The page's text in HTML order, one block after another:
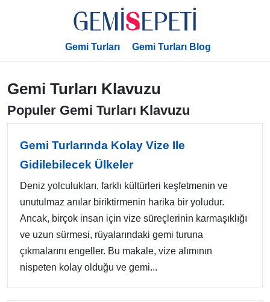
Gemi Turları Gemi Turları Blog
Gemi Turları Klavuzu
Populer Gemi Turları Klavuzu
Gemi Turlarında Kolay Vize Ile
Gidilebilecek Ülkeler
Deniz yolculukları, farklı kültürleri keşfetmenin ve
unutulmaz anılar biriktirmenin harika bir yoludur.
Ancak, birçok insan için vize süreçlerinin karmaşıklığı
ve uzun sürmesi, rüyalarındaki gemi turuna
çıkmalarını engeller. Bu makale, vize alımının
nispeten kolay olduğu ve gemi...